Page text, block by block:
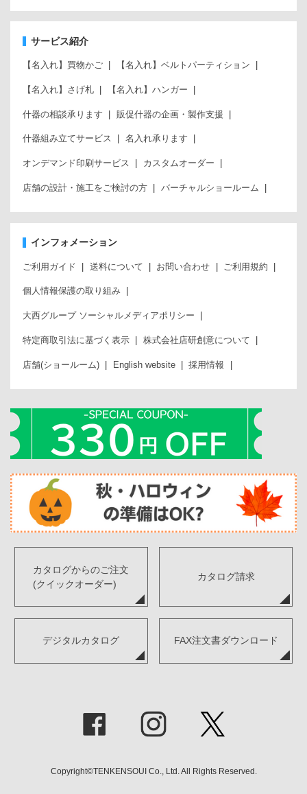
サービス紹介
【名入れ】買物かご 【名入れ】ベルトパーティション
【名入れ】さげ札 【名入れ】ハンガー
什器の相談承ります 販促什器の企画・製作支援
什器組み立てサービス 名入れ承ります
オンデマンド印刷サービス カスタムオーダー
店舗の設計・施工をご検討の方 バーチャルショールーム
インフォメーション
ご利用ガイド 送料について お問い合わせ ご利用規約
個人情報保護の取り組み
大西グループ ソーシャルメディアポリシー
特定商取引法に基づく表示 株式会社店研創意について
店舗(ショールーム) English website 採用情報
カタログからのご注文
(クイックオーダー)
カタログ請求
デジタルカタログ FAX注文書ダウンロード
Copyright©TENKENSOUI Co., Ltd. All Rights Reserved.